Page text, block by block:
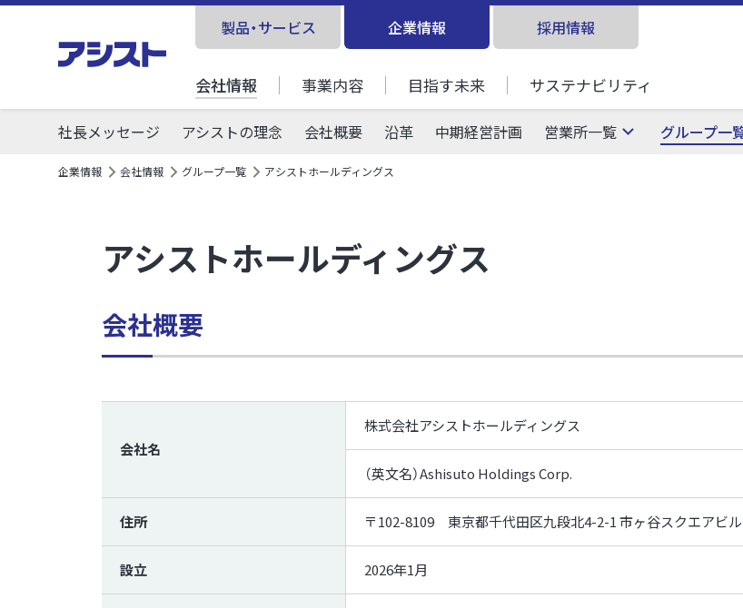
企業情報
会社情報 事業内容 目指す未来 サステナビリティ
製品・サービス 採用情報
社長メッセージ アシストの理念 会社概要 沿革 中期経営計画 営業所一覧 グループ一
企業情報 会社情報 グループ一覧 アシストホールディングス
アシストホールディングス
会社概要
会社名
株式会社アシストホールディングス
（英文名）Ashisuto Holdings Corp.
住所 〒102-8109 東京都千代田区九段北4-2-1 市ヶ谷スクエアビル
設立 2026年1月